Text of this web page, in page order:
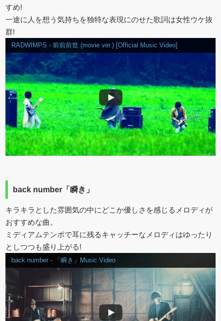
すめ!
一途に人を想う気持ちを独特な表現にのせた歌詞は女性ウケ抜
群!
RADWIMPS - 前前前世 (movie ver.) [Official Music Video]
back number「瞬き」
キラキラとした雰囲気の中にどこか優しさを感じるメロディが
おすすめな曲。
ミディアムテンポで耳に残るキャッチーなメロディはゆったり
としつつも盛り上がる!
back number - 「瞬き」Music Video